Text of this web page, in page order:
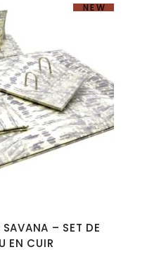
NEW
SAVANA – SET DE
EN CUIR